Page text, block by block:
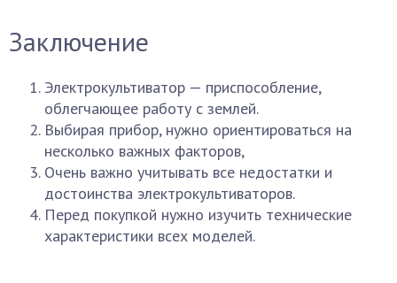
Заключение
Электрокультиватор — приспособление,
облегчающее работу с землей.
Выбирая прибор, нужно ориентироваться на
несколько важных факторов,
Очень важно учитывать все недостатки и
достоинства электрокультиваторов.
Перед покупкой нужно изучить технические
характеристики всех моделей.